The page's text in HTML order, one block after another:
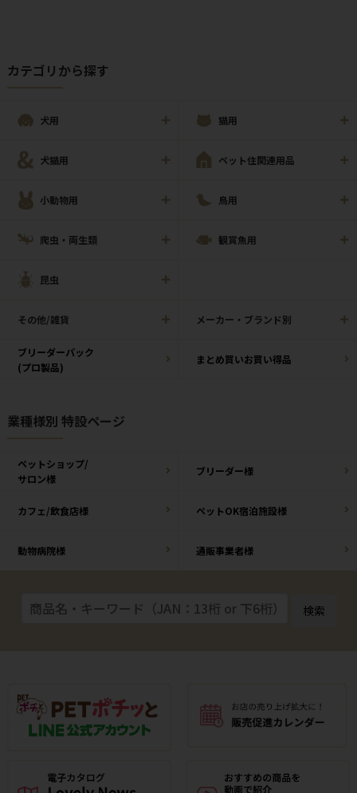
カテゴリから探す
犬用 猫用
犬猫用 ペット住関連用品
小動物用 鳥用
爬虫・両生類 観賞魚用
昆虫
その他/雑貨 メーカー・ブランド別
ブリーダーパック
(プロ製品)
まとめ買いお買い得品
業種様別 特設ページ
ペットショップ/
サロン様
ブリーダー様
カフェ/飲食店様 ペットOK宿泊施設様
動物病院様 通販事業者様
検索